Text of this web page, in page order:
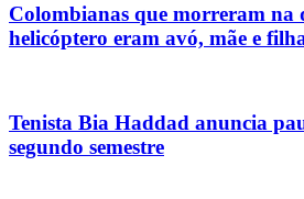
Colombianas que morreram na
helicóptero eram avó, mãe e
Tenista Bia Haddad anuncia
segundo semestre